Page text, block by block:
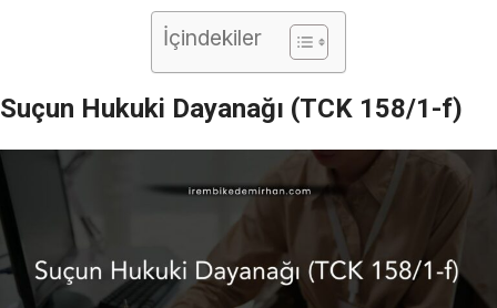
İçindekiler
Suçun Hukuki Dayanağı (TCK 158/1-f)